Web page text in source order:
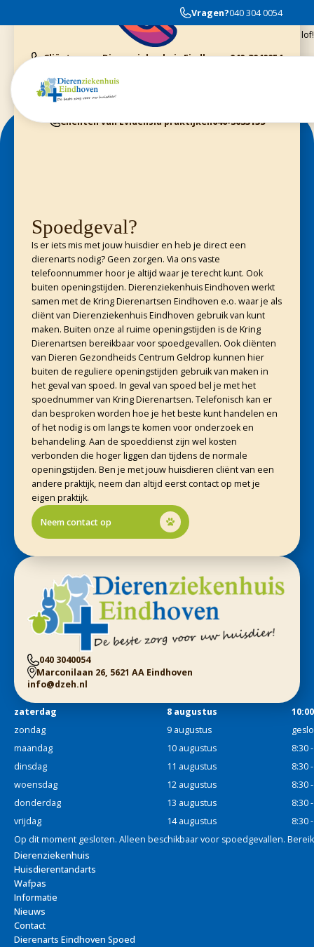
Vragen?040 304 0054
Vriendelijk, konijnkundig en altijd bereid om goed advies te geven. Ik kom
nu ruim 4 jaar bij het Dierenziekenhuis met onze konijnen...niets anders
dan lof!
Cliënten van Dierenziekenhuis Eindhoven040-3040054
Dieren Gezondheids Centrum Geldrop
Cliënten van Kring Eindhoven
Cliënten van Evidensia praktijken040-3035153
Spoedgeval?
Is er iets mis met jouw huisdier en heb je direct een
dierenarts nodig? Geen zorgen. Via ons vaste
telefoonnummer hoor je altijd waar je terecht kunt. Ook
buiten openingstijden. Dierenziekenhuis Eindhoven werkt
samen met de Kring Dierenartsen Eindhoven e.o. waar je als
cliënt van Dierenziekenhuis Eindhoven gebruik van kunt
maken. Buiten onze al ruime openingstijden is de Kring
Dierenartsen bereikbaar voor spoedgevallen. Ook cliënten
van Dieren Gezondheids Centrum Geldrop kunnen hier
buiten de reguliere openingstijden gebruik van maken in
het geval van spoed. In geval van spoed bel je met het
spoednummer van Kring Dierenartsen. Telefonisch kan er
dan besproken worden hoe je het beste kunt handelen en
of het nodig is om langs te komen voor onderzoek en
behandeling. Aan de spoeddienst zijn wel kosten
verbonden die hoger liggen dan tijdens de normale
openingstijden. Ben je met jouw huisdieren cliënt van een
andere praktijk, neem dan altijd eerst contact op met je
eigen praktijk.
Neem contact op
040 3040054
Marconilaan 26, 5621 AA Eindhoven
info@dzeh.nl
zaterdag 8 augustus
zondag
9 augustus
maandag
10 augustus
8:30
dinsdag
11 augustus
8:30
woensdag
12 augustus
8:30
donderdag
13 augustus
8:30
vrijdag
14 augustus
8:30
Op dit moment gesloten. Alleen beschikbaar voor spoedgevallen.
Dierenziekenhuis
Huisdierentandarts
Wafpas
Informatie
Nieuws
Contact
Dierenarts Eindhoven Spoed